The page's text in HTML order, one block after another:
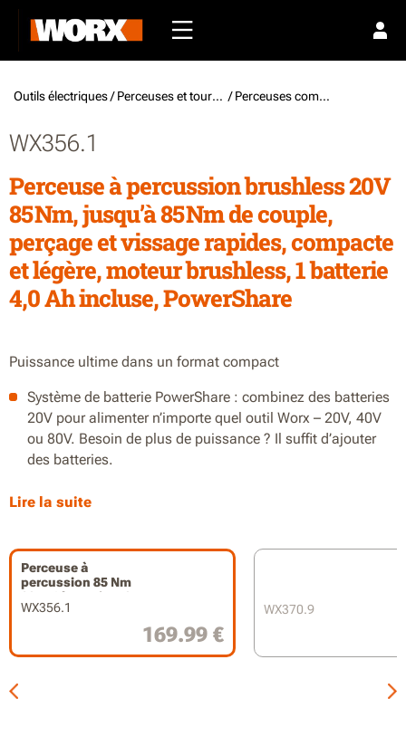
Outils électriques / Perceuses et tournevis / Perceuses combi à batterie
WX356.1
Perceuse à percussion brushless 20V
85 Nm, jusqu’à 85 Nm de couple,
perçage et vissage rapides, compacte
et légère, moteur brushless, 1 batterie
4,0 Ah incluse, PowerShare
Puissance ultime dans un format compact
Système de batterie PowerShare : combinez des batteries
20V pour alimenter n’importe quel outil Worx – 20V, 40V
ou 80V. Besoin de plus de puissance ? Il suffit d’ajouter
des batteries.
Jusqu’à 85 Nm de couple
cps
Longueur compacte de 171 mm pour les espaces
restreints
Lire la suite
Perceuse à
percussion 85 Nm
20V, 1 batterie 4,0
Ah
WX356.1
169.99 €
WX370.9